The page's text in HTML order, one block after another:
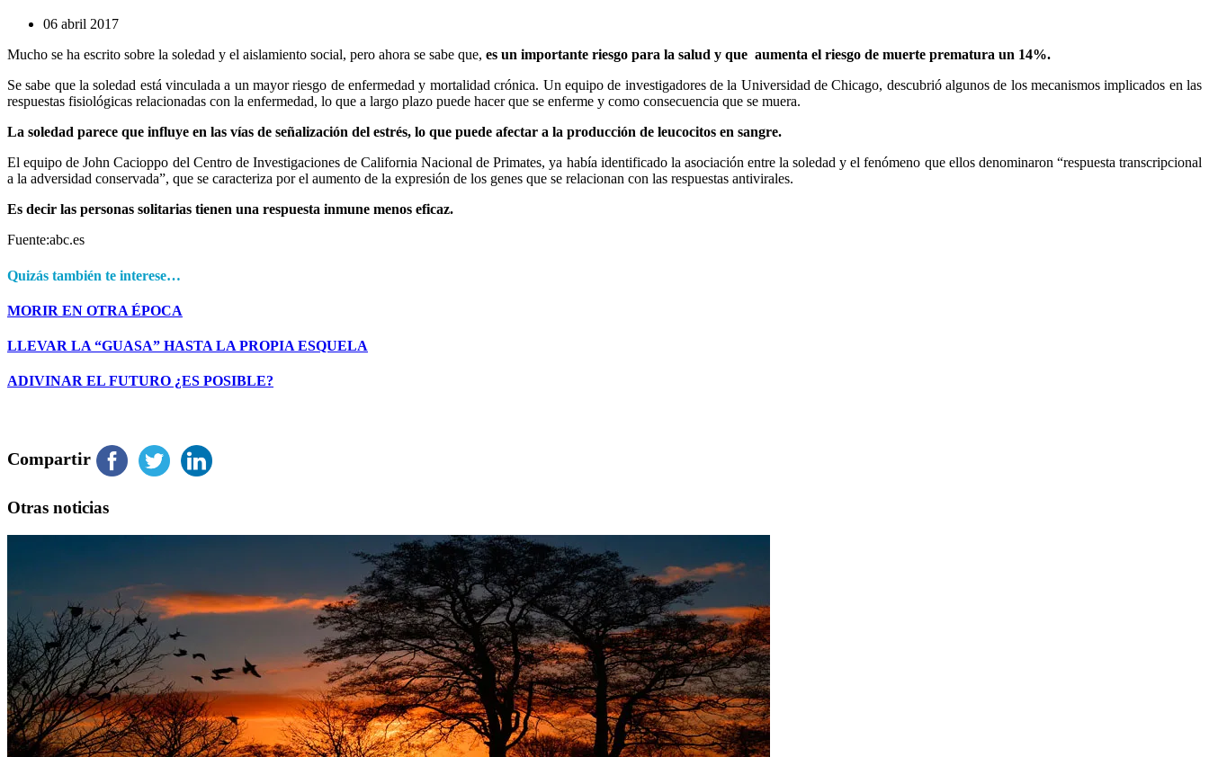
06 abril 2017
Mucho se ha escrito sobre la soledad y el aislamiento social, pero ahora se sabe que, es un importante riesgo para la salud y que aumenta el riesgo de muerte prematura un 14%.
Se sabe que la soledad está vinculada a un mayor riesgo de enfermedad y mortalidad crónica. Un equipo de investigadores de la Universidad de Chicago, descubrió algunos de los mecanismos implicados en las
respuestas fisiológicas relacionadas con la enfermedad, lo que a largo plazo puede hacer que se enferme y como consecuencia que se muera.
La soledad parece que influye en las vías de señalización del estrés, lo que puede afectar a la producción de leucocitos en sangre.
El equipo de John Cacioppo del Centro de Investigaciones de California Nacional de Primates, ya había identificado la asociación entre la soledad y el fenómeno que ellos denominaron “respuesta transcripcional
a la adversidad conservada”, que se caracteriza por el aumento de la expresión de los genes que se relacionan con las respuestas antivirales.
Es decir las personas solitarias tienen una respuesta inmune menos eficaz.
Fuente:abc.es
Quizás también te interese…
MORIR EN OTRA ÉPOCA
LLEVAR LA “GUASA” HASTA LA PROPIA ESQUELA
ADIVINAR EL FUTURO ¿ES POSIBLE?
Compartir
Otras noticias